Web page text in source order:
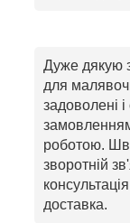
Дуже дякую
для
задоволені
роботою.
зворотній
доставка.